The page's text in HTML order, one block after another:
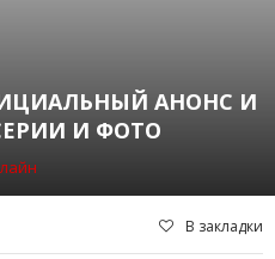
АНОНС И
И ФОТО
В закладки